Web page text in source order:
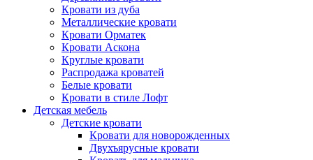
Кровати из дуба
Металлические кровати
Кровати Орматек
Кровати Аскона
Круглые кровати
Распродажа кроватей
Белые кровати
Кровати в стиле Лофт
Детская мебель
Детские кровати
Кровати для новорожденных
Двухъярусные кровати